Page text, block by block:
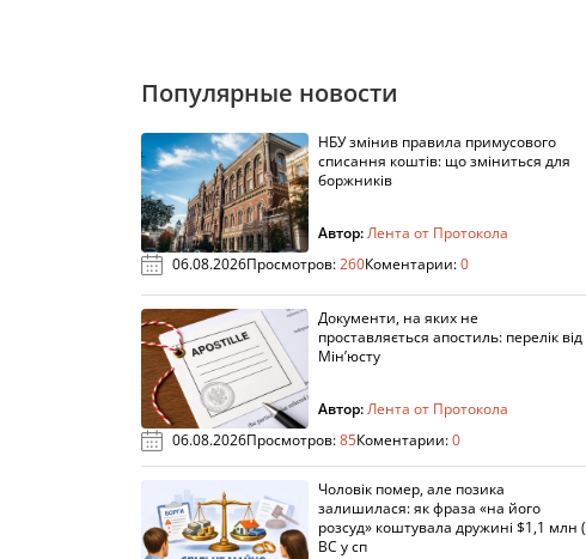
Популярные новости
НБУ змінив правила примусового
списання коштів: що зміниться для
боржників
Автор:Лента от Протокола
06.08.2026Просмотров:260Коментарии:0
Документи, на яких не
проставляється апостиль: перелік від
Мін’юсту
Автор:Лента от Протокола
06.08.2026Просмотров:85Коментарии:0
Чоловік помер, але позика
залишилася: як фраза «на його
розсуд» коштувала дружині $1,1 млн (
ВС у сп